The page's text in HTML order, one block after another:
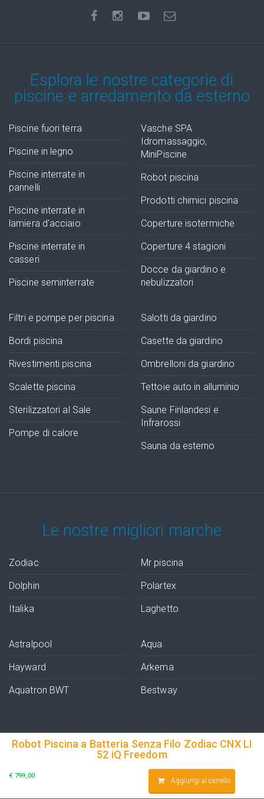
Robot Piscina a Batteria Senza Filo Zodiac CNX LI
52 iQ Freedom
€ 799,00
Aggiungi al carrello
Esplora le nostre categorie di
piscine e arredamento da esterno
Piscine fuori terra
Piscine in legno
Piscine interrate in
pannelli
Piscine interrate in
lamiera d'acciaio
Piscine interrate in
casseri
Piscine seminterrate
Vasche SPA
Idromassaggio,
MiniPiscine
Robot piscina
Prodotti chimici piscina
Coperture isotermiche
Coperture 4 stagioni
Docce da giardino e
nebulizzatori
Filtri e pompe per piscina
Bordi piscina
Rivestimenti piscina
Scalette piscina
Sterilizzatori al Sale
Pompe di calore
Salotti da giardino
Casette da giardino
Ombrelloni da giardino
Tettoie auto in alluminio
Saune Finlandesi e
Infrarossi
Sauna da esterno
Le nostre migliori marche
Zodiac
Dolphin
Italika
Mr piscina
Polartex
Laghetto
Astralpool
Hayward
Aquatron BWT
Aqua
Arkema
Bestway
+39 0522 1536417